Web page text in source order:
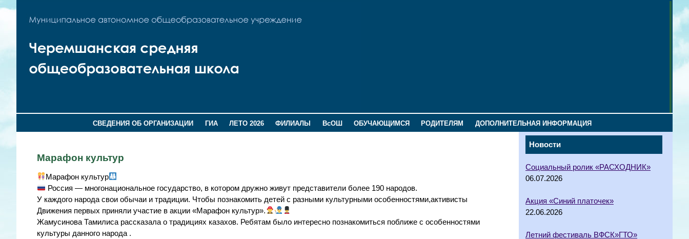
СВЕДЕНИЯ ОБ ОРГАНИЗАЦИИ ГИА ЛЕТО 2026 ФИЛИАЛЫ ВсОШ ОБУЧАЮЩИМСЯ РОДИТЕЛЯМ ДОПОЛНИТЕЛЬНАЯ ИНФОРМАЦИЯ
Новости
Социальный ролик «РАСХОДНИК»
06.07.2026
Акция «Синий платочек»
22.06.2026
Летний фестиваль ВФСК»ГТО»
Марафон культур
Марафон культур
Россия — многонациональное государство, в котором дружно живут представители более 190 народов.
У каждого народа свои обычаи и традиции. Чтобы познакомить детей с разными культурными особенностями,активисты
Движения первых приняли участие в акции «Марафон культур».
Жамусинова Тамилиса рассказала о традициях казахов. Ребятам было интересно познакомиться поближе с особенностями
культуры данного народа .